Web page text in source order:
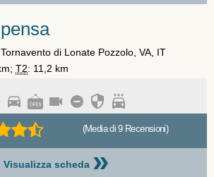
di Lonate Pozzolo, VA, IT
T2: 11,2 km
(Media di 9 Recensioni)
Visualizza scheda »